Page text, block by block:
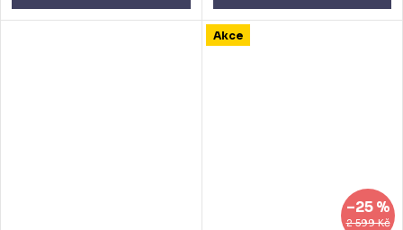
Akce
2 599 Kč
–25 %